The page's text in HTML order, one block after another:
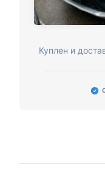
Куплен и